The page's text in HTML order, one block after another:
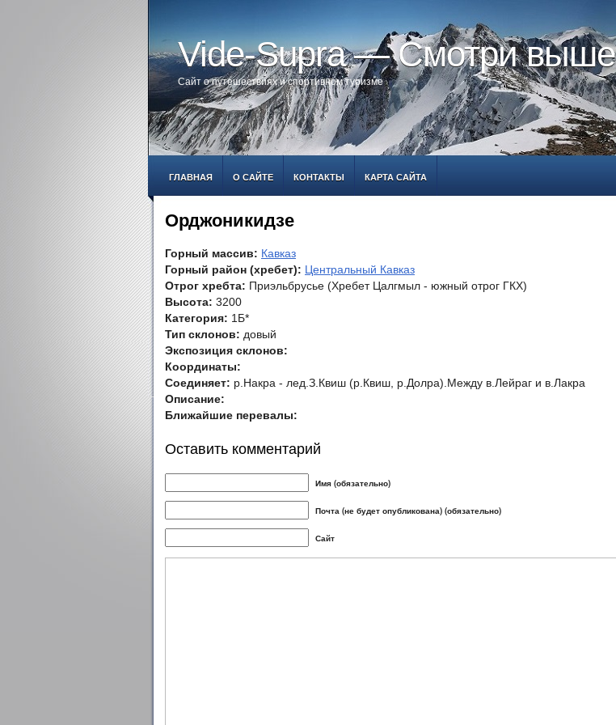
Vide-Supra — Смотри выше
Сайт о путешествиях и спортивном туризме
ГЛАВНАЯ О САЙТЕ КОНТАКТЫ КАРТА САЙТА
Орджоникидзе
Горный массив: Кавказ
Горный район (хребет): Центральный Кавказ
Отрог хребта: Приэльбрусье (Хребет Цалгмыл - южный отрог ГКХ)
Высота: 3200
Категория: 1Б*
Тип склонов: довый
Экспозиция склонов:
Координаты:
Соединяет: р.Накра - лед.З.Квиш (р.Квиш, р.Долра).Между в.Лейраг и в.Лакра
Описание:
Ближайшие перевалы:
Оставить комментарий
Имя (обязательно)
Почта (не будет опубликована) (обязательно)
Сайт